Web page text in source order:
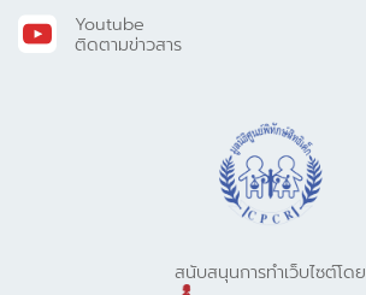
Youtube
ติดตามข่าวสาร
สนับสนุนการทำเว็บไซต์โดย